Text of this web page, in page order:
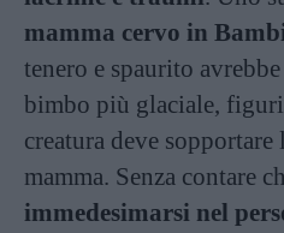
mamma cervo in
tenero e spaurito
bimbo più glaciale,
creatura deve
mamma. Senza contare
immedesimarsi nel